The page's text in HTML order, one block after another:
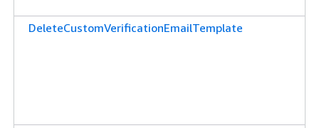
DeleteCustomVerificationEmailTemplate